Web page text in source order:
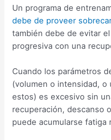
Un programa de
debe de proveer
también debe de evitar
progresiva con una
Cuando los parámetros
(volumen o intensidad, o
estos) es excesivo sin
recuperación, descanso
puede acumularse fatiga